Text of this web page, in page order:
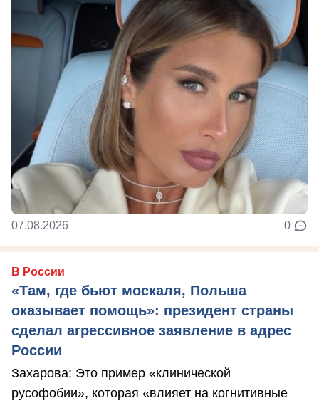
07.08.2026 0
В России
«Там, где бьют москаля, Польша
оказывает помощь»: президент страны
сделал агрессивное заявление в адрес
России
Захарова: Это пример «клинической
русофобии», которая «влияет на когнитивные